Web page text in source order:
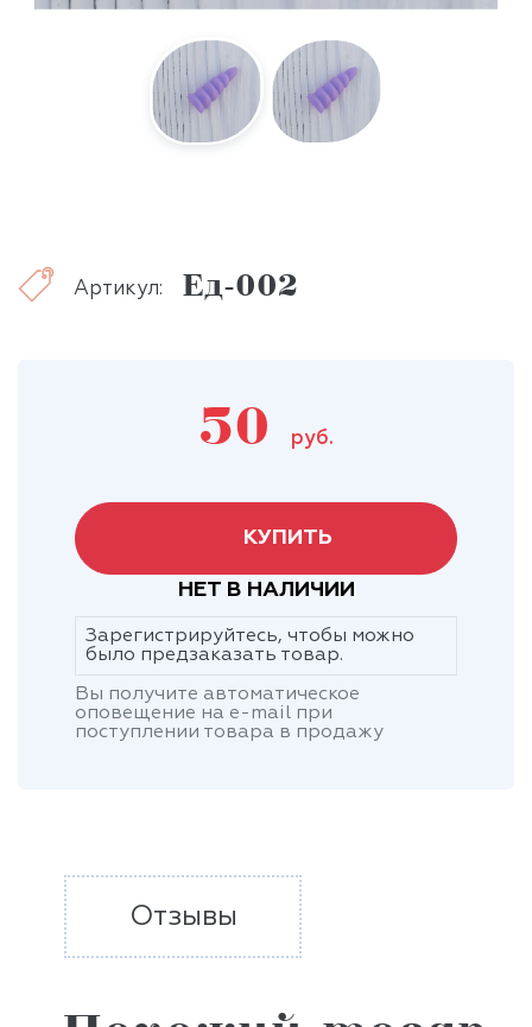
Артикул: Ед-002
50 руб.
КУПИТЬ
НЕТ В НАЛИЧИИ
Зарегистрируйтесь, чтобы можно
было предзаказать товар.
Вы получите автоматическое
оповещение на e-mail при
поступлении товара в продажу
Отзывы